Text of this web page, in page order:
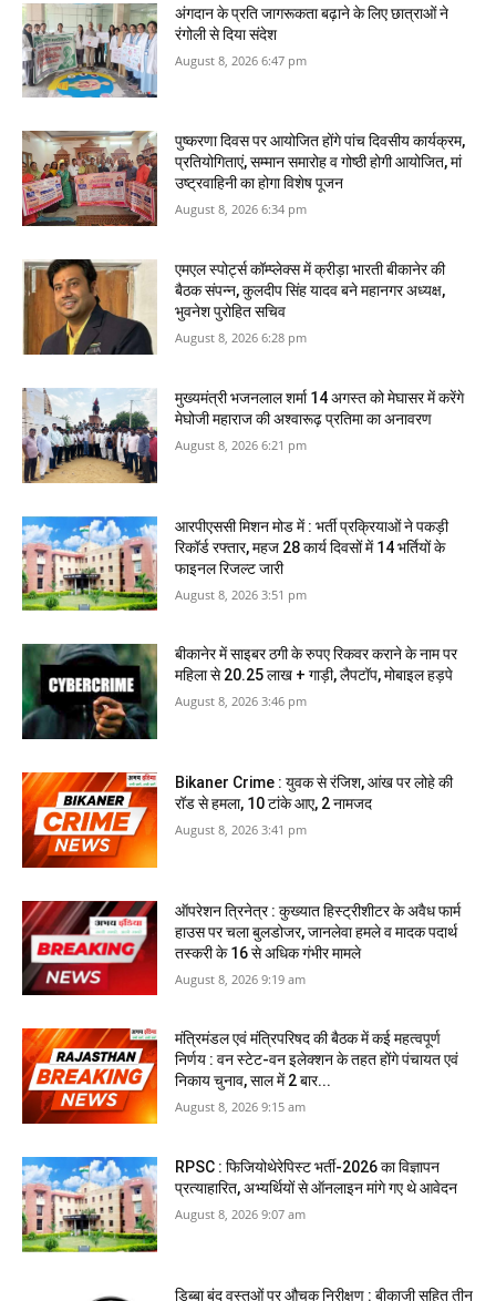
अंगदान के प्रति जागरूकता बढ़ाने के लिए छात्राओं ने
रंगोली से दिया संदेश
August 8, 2026 6:47 pm
पुष्करणा दिवस पर आयोजित होंगे पांच दिवसीय कार्यक्रम,
प्रतियोगिताएं, सम्मान समारोह व गोष्ठी होगी आयोजित, मां
उष्‍ट्रवाहिनी का होगा विशेष पूजन
August 8, 2026 6:34 pm
एमएल स्पोर्ट्स कॉम्प्लेक्स में क्रीड़ा भारती बीकानेर की
बैठक संपन्न, कुलदीप सिंह यादव बने महानगर अध्यक्ष,
भुवनेश पुरोहित सचिव
August 8, 2026 6:28 pm
मुख्यमंत्री भजनलाल शर्मा 14 अगस्त को मेघासर में करेंगे
मेघोजी महाराज की अश्वारूढ़ प्रतिमा का अनावरण
August 8, 2026 6:21 pm
आरपीएससी मिशन मोड में : भर्ती प्रक्रियाओं ने पकड़ी
रिकॉर्ड रफ्तार, महज 28 कार्य दिवसों में 14 भर्तियों के
फाइनल रिजल्ट जारी
August 8, 2026 3:51 pm
बीकानेर में साइबर ठगी के रुपए रिकवर कराने के नाम पर
महिला से 20.25 लाख + गाड़ी, लैपटॉप, मोबाइल हड़पे
August 8, 2026 3:46 pm
Bikaner Crime : युवक से रंजिश, आंख पर लोहे की
रॉड से हमला, 10 टांके आए, 2 नामजद
August 8, 2026 3:41 pm
ऑपरेशन त्रिनेत्र : कुख्यात हिस्ट्रीशीटर के अवैध फार्म
हाउस पर चला बुलडोजर, जानलेवा हमले व मादक पदार्थ
तस्करी के 16 से अधिक गंभीर मामले
August 8, 2026 9:19 am
मंत्रिमंडल एवं मंत्रिपरिषद की बैठक में कई महत्वपूर्ण
निर्णय : वन स्टेट-वन इलेक्शन के तहत होंगे पंचायत एवं
निकाय चुनाव, साल में 2 बार...
August 8, 2026 9:15 am
RPSC : फिजियोथेरेपिस्ट भर्ती-2026 का विज्ञापन
प्रत्याहारित, अभ्‍यर्थियों से ऑनलाइन मांगे गए थे आवेदन
August 8, 2026 9:07 am
डिब्बा बंद वस्तुओं पर औचक निरीक्षण : बीकाजी सहित तीन